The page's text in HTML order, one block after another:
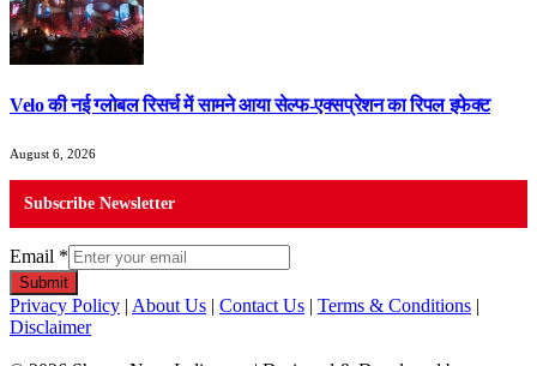
Velo की नई ग्लोबल रिसर्च में सामने आया सेल्फ-एक्सप्रेशन का रिपल इफेक्ट
August 6, 2026
Subscribe Newsletter
Email *
Submit
Privacy Policy | About Us | Contact Us | Terms & Conditions |
Disclaimer